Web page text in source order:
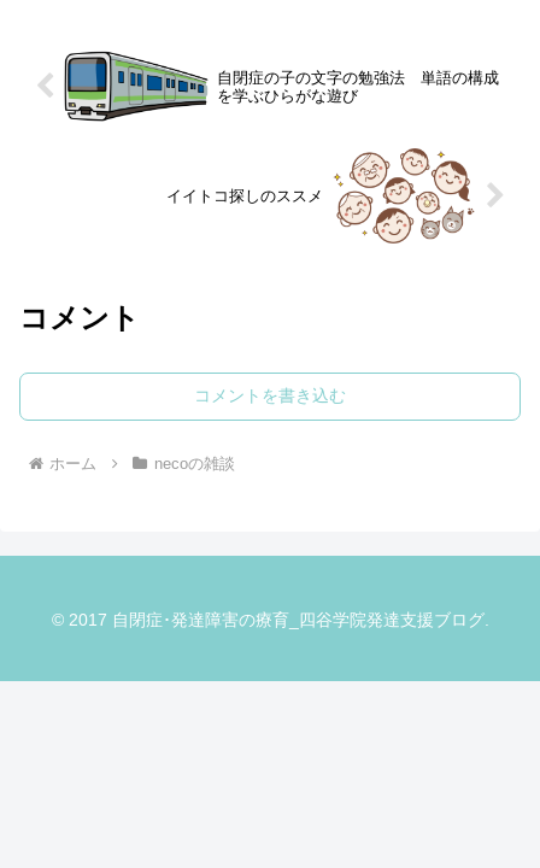
自閉症の子の文字の勉強法 単語の構成
を学ぶひらがな遊び
イイトコ探しのススメ
コメント
コメントを書き込む
ホーム necoの雑談
© 2017 自閉症･発達障害の療育_四谷学院発達支援ブログ.